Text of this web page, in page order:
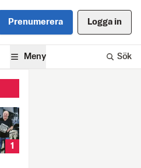
Prenumerera Logga in
Meny Sök
1